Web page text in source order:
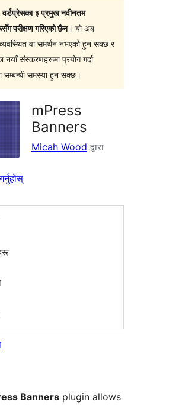
वर्डप्रेसका ३ प्रमुख नवीनतम
परीक्षण गरिएको छैन। यो अब
वा समर्थन नभएको हुन सक्छ र
नयाँ संस्करणहरूमा प्रयोग गर्दा
समस्या हुन सक्छ।
mPress
Banners
Micah Wood द्वारा
Banners plugin allows